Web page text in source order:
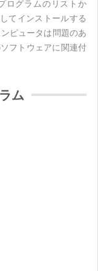
ログラムのリストか
てインストールする
ピュータは問題のあ
フトウェアに関連付
ム